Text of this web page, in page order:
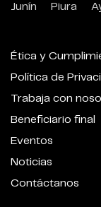
Junín
Piura
Ética y
Política de
Trabaja con
Beneficiario final
Eventos
Noticias
Contáctanos